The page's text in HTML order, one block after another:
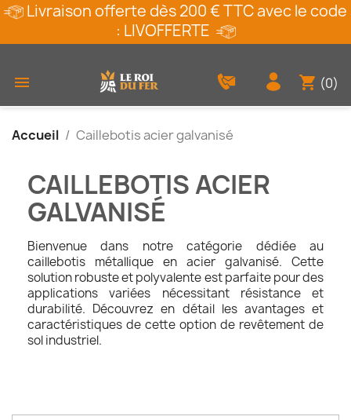
Livraison offerte dès 200 € TTC avec le code
: LIVOFFERTE
 shopping_cart (0)
Accueil Caillebotis acier galvanisé
CAILLEBOTIS ACIER
GALVANISÉ
Bienvenue dans notre catégorie dédiée au
caillebotis métallique en acier galvanisé. Cette
solution robuste et polyvalente est parfaite pour des
applications variées nécessitant résistance et
durabilité. Découvrez en détail les avantages et
caractéristiques de cette option de revêtement de
sol industriel.